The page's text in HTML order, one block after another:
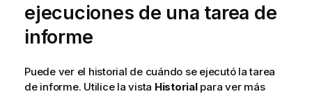
ejecuciones de una tarea de
informe
Puede ver el historial de cuándo se ejecutó la tarea
de informe. Utilice la vista Historialpara ver más